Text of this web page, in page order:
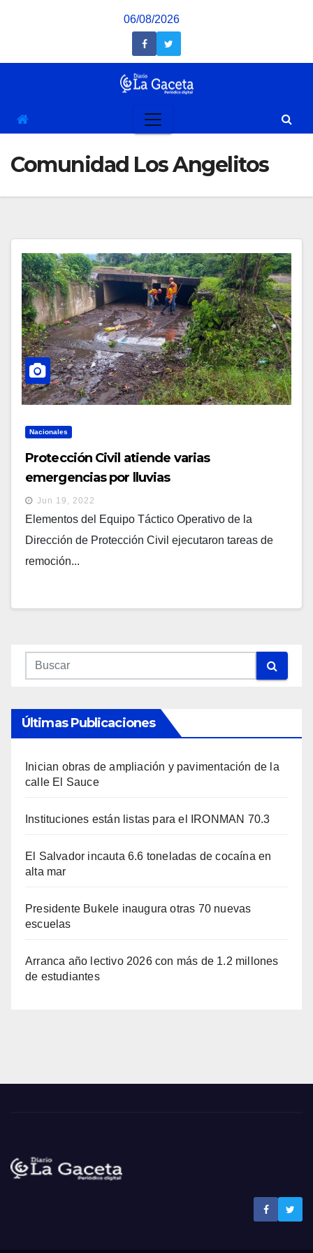
06/08/2026
Comunidad Los Angelitos
Nacionales
Protección Civil atiende varias
emergencias por lluvias
Jun 19, 2022
Elementos del Equipo Táctico Operativo de la
Dirección de Protección Civil ejecutaron tareas de
remoción...
Últimas Publicaciones
Inician obras de ampliación y pavimentación de la
calle El Sauce
Instituciones están listas para el IRONMAN 70.3
El Salvador incauta 6.6 toneladas de cocaína en
alta mar
Presidente Bukele inaugura otras 70 nuevas
escuelas
Arranca año lectivo 2026 con más de 1.2 millones
de estudiantes